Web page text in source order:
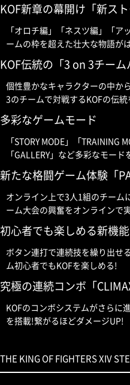
KOF新章の幕開け「新スト
「オロチ編」「ネスツ編」「
ームの枠を超えた壮大な物語が
KOF伝統の「3 on 3チーム
個性豊かなキャラクターの中か
3のチームで対戦するKOFの伝統
多彩なゲームモード
「STORY MODE」「TRAINING
「GALLERY」など多彩なモード
新たな格闘ゲーム体験「
オンライン上で3人1組のチーム
ーム大会の興奮をオンラインで
初心者でも楽しめる新機能
ボタン連打で連続技を繰り出せ
ム初心者でもKOFを楽しめる!
究極の連続コンボ「
KOFのコンボシステムがさらに
を搭載!繋がるほどダメージUP!
THE KING OF FIGHTERS XIV